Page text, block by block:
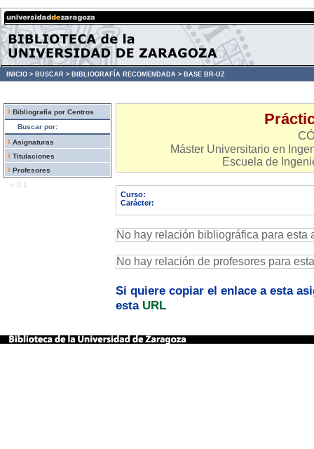
INICIO > BUSCAR > BIBLIOGRAFÍA RECOMENDADA > BASE BR-UZ
Bibliografía por Centros
Buscar por:
Asignaturas
Titulaciones
Profesores
v. 0.1
Máster Universitario en
Escuela de
Curso:
Carácter:
No hay relación bibliográfica para esta
No hay relación de profesores para
Si quiere copiar el enlace a esta
esta URL